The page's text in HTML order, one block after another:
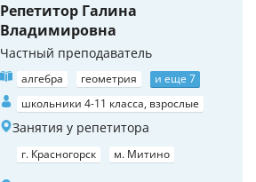
Репетитор Галина
Владимировна
Частный преподаватель
алгебра геометрия
и еще 7
школьники 4-11 класса, взрослые
Занятия у репетитора
г. Красногорск м. Митино